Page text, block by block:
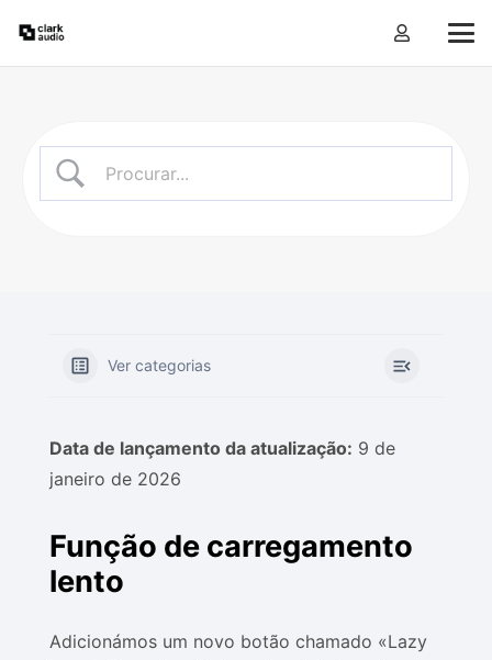
Ver categorias
Data de lançamento da atualização: 9 de
janeiro de 2026
Função de carregamento
lento
Adicionámos um novo botão chamado «Lazy